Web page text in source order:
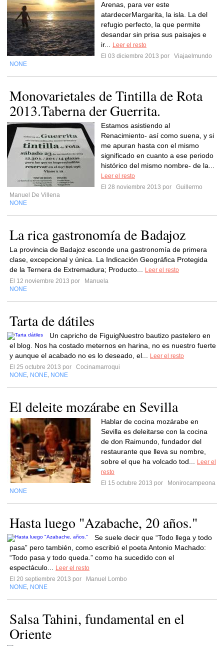
Arenas, para ver este
atardecerMargarita, la isla. La del
refugio perfecto, la que permite
desandar sin prisa sus paisajes e
ir...
Leer el resto
El 03 diciembre 2013 por
Viajaelmundo
NONE
Monovarietales de Tintilla de Rota
2013.Taberna der Guerrita.
Estamos asistiendo al
Renacimiento- así como suena, y si
me apuran hasta con el mismo
significado en cuanto a ese periodo
histórico del mismo nombre- de la...
Leer el resto
El 28 noviembre 2013 por
Guillermo
Manuel De Villena
NONE
La rica gastronomía de Badajoz
La provincia de Badajoz esconde una gastronomía de primera
clase, excepcional y única. La Indicación Geográfica Protegida
de la Ternera de Extremadura; Producto...
Leer el resto
El 12 noviembre 2013 por
Manuela
NONE
Tarta de dátiles
Un capricho de FiguigNuestro bautizo pastelero en
el blog. Nos ha costado meternos en harina, no es nuestro fuerte
y aunque el acabado no es lo deseado, el...
Leer el resto
El 25 octubre 2013 por
Cocinamarroqui
NONE NONE NONE
El deleite mozárabe en Sevilla
Hablar de cocina mozárabe en
Sevilla es deleitarse con la cocina
de don Raimundo, fundador del
restaurante que lleva su nombre,
sobre el que ha volcado tod...
Leer el
resto
El 15 octubre 2013 por
Monirocampeona
NONE
Hasta luego "Azabache, 20 años."
Se suele decir que “Todo llega y todo
pasa” pero también, como escribió el poeta Antonio Machado:
“Todo pasa y todo queda.” como ha sucedido con el
espectáculo...
Leer el resto
El 20 septiembre 2013 por
Manuel Lombo
NONE NONE
Salsa Tahini, fundamental en el
Oriente